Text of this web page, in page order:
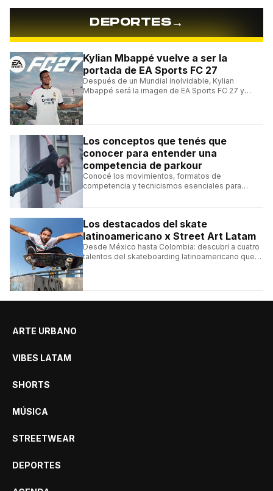
DEPORTES→
Kylian Mbappé vuelve a ser la
portada de EA Sports FC 27
Después de un Mundial inolvidable, Kylian
Mbappé será la imagen de EA Sports FC 27 y
Los conceptos que tenés que
conocer para entender una
competencia de parkour
Conocé los movimientos, formatos de
competencia y tecnicismos esenciales para
Los destacados del skate
latinoamericano x Street Art Latam
Desde México hasta Colombia: descubrí a cuatro
talentos del skateboarding latinoamericano que
ARTE URBANO
VIBES LATAM
SHORTS
MÚSICA
STREETWEAR
DEPORTES